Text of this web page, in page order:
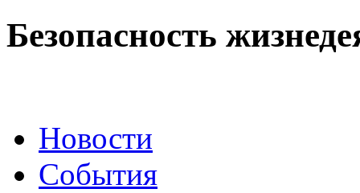
Безопасность
Новости
События